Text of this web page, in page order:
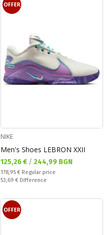
OFFER
NIKE
Men's Shoes LEBRON XXII
Текуща цена:
125,26 € / 244,99 BGN
Regular price:
178,95 € Regular price
Спестявате:
53,69 € Difference
OFFER